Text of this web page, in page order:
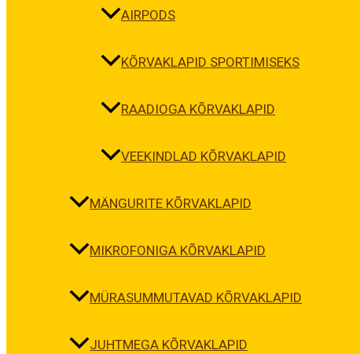
AIRPODS
KÕRVAKLAPID SPORTIMISEKS
RAADIOGA KÕRVAKLAPID
VEEKINDLAD KÕRVAKLAPID
MÄNGURITE KÕRVAKLAPID
MIKROFONIGA KÕRVAKLAPID
MÜRASUMMUTAVAD KÕRVAKLAPID
JUHTMEGA KÕRVAKLAPID